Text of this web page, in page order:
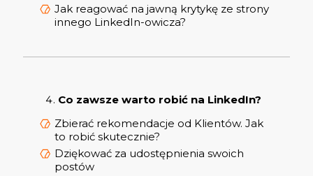
Jak reagować na jawną krytykę ze strony
innego LinkedIn-owicza?
Co zawsze warto robić na LinkedIn?
Zbierać rekomendacje od Klientów. Jak
to robić skutecznie?
Dziękować za udostępnienia swoich
postów